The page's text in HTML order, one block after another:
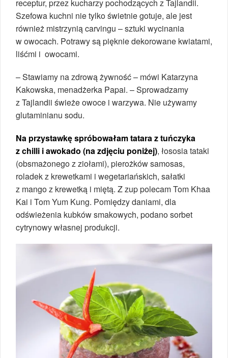
receptur, przez kucharzy pochodzących z Tajlandii.
Szefowa kuchni nie tylko świetnie gotuje, ale jest
również mistrzynią carvingu – sztuki wycinania
w owocach. Potrawy są pięknie dekorowane kwiatami,
liśćmi i owocami.
– Stawiamy na zdrową żywność – mówi Katarzyna
Kakowska, menadżerka Papai. – Sprowadzamy
z Tajlandii świeże owoce i warzywa. Nie używamy
glutaminianu sodu.
Na przystawkę spróbowałam tatara z tuńczyka
z chilli i awokado (na zdjęciu poniżej), łososia tataki
(obsmażonego z ziołami), pierożków samosas,
roladek z krewetkami i wegetariańskich, sałatki
z mango z krewetką i miętą. Z zup polecam Tom Khaa
Kai i Tom Yum Kung. Pomiędzy daniami, dla
odświeżenia kubków smakowych, podano sorbet
cytrynowy własnej produkcji.